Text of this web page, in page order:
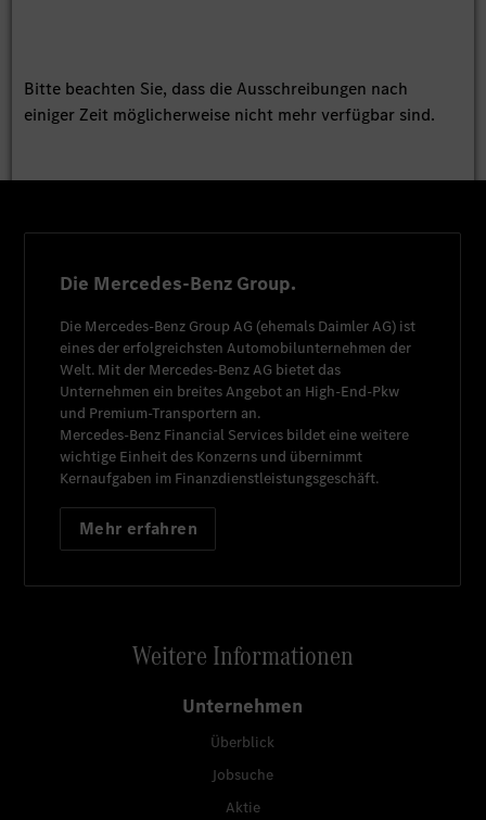
Bitte beachten Sie, dass die Ausschreibungen nach
einiger Zeit möglicherweise nicht mehr verfügbar sind.
Die Mercedes-Benz Group.
Die Mercedes-Benz Group AG (ehemals Daimler AG) ist
eines der erfolgreichsten Automobilunternehmen der
Welt. Mit der Mercedes-Benz AG bietet das
Unternehmen ein breites Angebot an High-End-Pkw
und Premium-Transportern an.
Mercedes-Benz Financial Services bildet eine weitere
wichtige Einheit des Konzerns und übernimmt
Kernaufgaben im Finanzdienstleistungsgeschäft.
Mehr erfahren
Weitere Informationen
Unternehmen
Überblick
Jobsuche
Aktie